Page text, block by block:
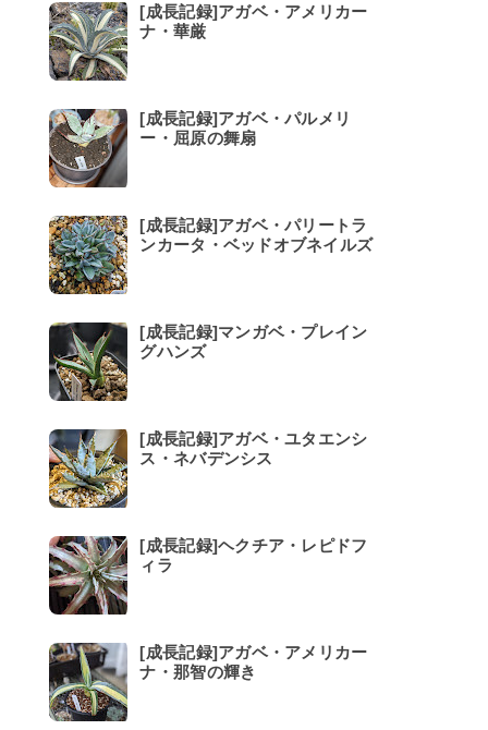
[成長記録]アガベ・アメリカー
ナ・華厳
[成長記録]アガベ・パルメリ
ー・屈原の舞扇
[成長記録]アガベ・パリートラ
ンカータ・ベッドオブネイルズ
[成長記録]マンガベ・プレイン
グハンズ
[成長記録]アガベ・ユタエンシ
ス・ネバデンシス
[成長記録]ヘクチア・レピドフ
ィラ
[成長記録]アガベ・アメリカー
ナ・那智の輝き